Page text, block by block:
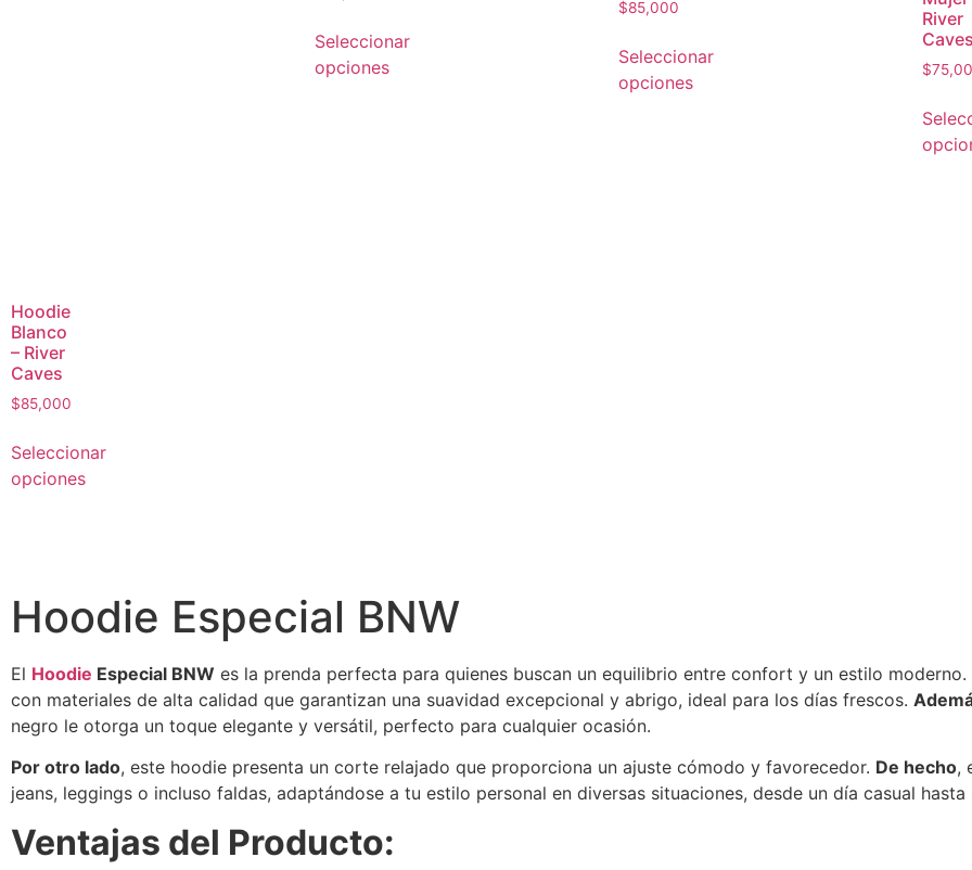
Seleccionar
opciones
$85,000
Seleccionar
opciones
River
Caves
$
Hoodie
Blanco
– River
Caves
$85,000
Seleccionar
opciones
Hoodie Especial BNW
El Hoodie Especial BNW es la prenda perfecta para quienes buscan un equilibrio entre confort y un estilo moderno.
con materiales de alta calidad que garantizan una suavidad excepcional y abrigo, ideal para los días frescos.
negro le otorga un toque elegante y versátil, perfecto para cualquier ocasión.
Por otro lado, este hoodie presenta un corte relajado que proporciona un ajuste cómodo y favorecedor. De hecho,
jeans, leggings o incluso faldas, adaptándose a tu estilo personal en diversas situaciones, desde un día casual
Ventajas del Producto: